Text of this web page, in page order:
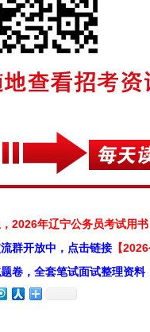
2026年辽宁公务员考试用书
群开放中，点击链接 【
卷，全套笔试面试整理资料